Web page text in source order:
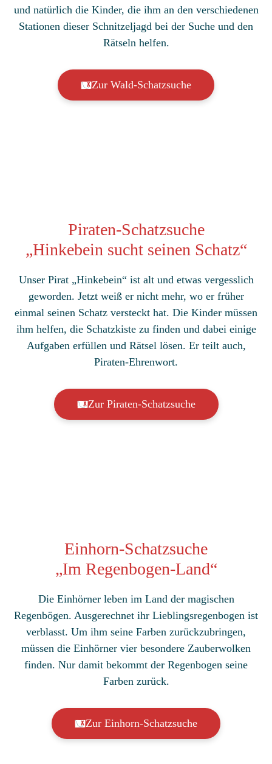
und natürlich die Kinder, die ihm an den verschiedenen
Stationen dieser Schnitzeljagd bei der Suche und den
Rätseln helfen.
Zur Wald-Schatzsuche
Piraten-Schatzsuche
„Hinkebein sucht seinen Schatz“
Unser Pirat „Hinkebein“ ist alt und etwas vergesslich
geworden. Jetzt weiß er nicht mehr, wo er früher
einmal seinen Schatz versteckt hat. Die Kinder müssen
ihm helfen, die Schatzkiste zu finden und dabei einige
Aufgaben erfüllen und Rätsel lösen. Er teilt auch,
Piraten-Ehrenwort.
Zur Piraten-Schatzsuche
Einhorn-Schatzsuche
„Im Regenbogen-Land“
Die Einhörner leben im Land der magischen
Regenbögen. Ausgerechnet ihr Lieblingsregenbogen ist
verblasst. Um ihm seine Farben zurückzubringen,
müssen die Einhörner vier besondere Zauberwolken
finden. Nur damit bekommt der Regenbogen seine
Farben zurück.
Zur Einhorn-Schatzsuche